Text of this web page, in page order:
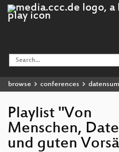
browse conferences
Playlist "Von
Menschen,
und guten